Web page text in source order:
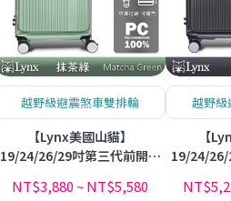
越野級避震煞車雙排輪
【Lynx美國山貓】
19/24/26/29吋第三代前開行
NT$3,880~NT$5,580
越野
【
19/24/26/